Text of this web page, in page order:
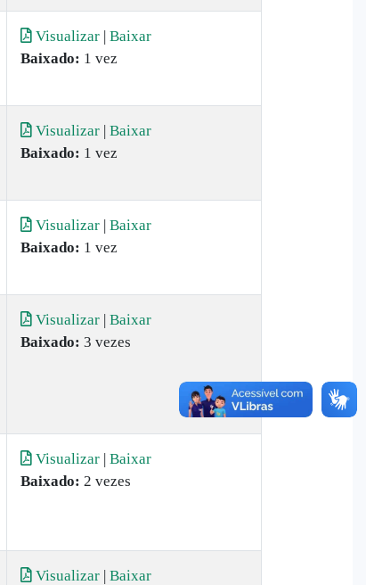
Visualizar | Baixar
Baixado: 1 vez
Visualizar | Baixar
Baixado: 1 vez
Visualizar | Baixar
Baixado: 1 vez
Visualizar | Baixar
Baixado: 3 vezes
Visualizar | Baixar
Baixado: 2 vezes
Visualizar | Baixar